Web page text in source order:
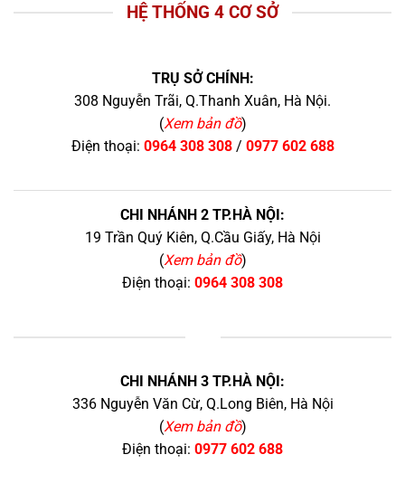
HỆ THỐNG 4 CƠ SỞ
TRỤ SỞ CHÍNH:
308 Nguyễn Trãi, Q.Thanh Xuân, Hà Nội.
(Xem bản đồ)
Điện thoại: 0964 308 308/ 0977 602 688
CHI NHÁNH 2 TP.HÀ NỘI:
19 Trần Quý Kiên, Q.Cầu Giấy, Hà Nội
(Xem bản đồ)
Điện thoại: 0964 308 308
CHI NHÁNH 3 TP.HÀ NỘI:
336 Nguyễn Văn Cừ, Q.Long Biên, Hà Nội
(Xem bản đồ)
Điện thoại: 0977 602 688